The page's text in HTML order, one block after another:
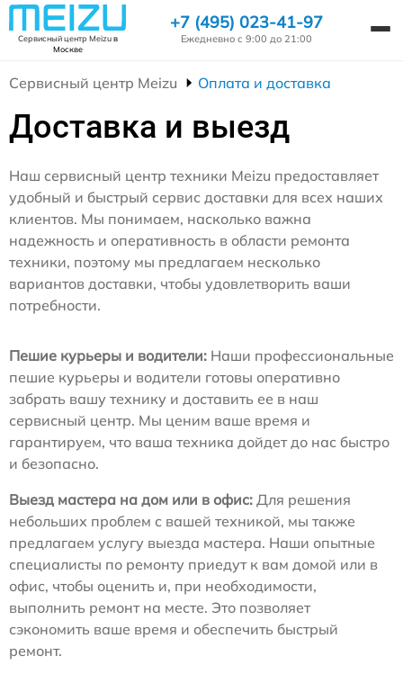
Сервисный центр Meizuв
Москве
+7 (495) 023-41-97
Ежедневно с 9:00 до 21:00
Сервисный центр Meizu Оплата и доставка
Доставка и выезд
Наш сервисный центр техники Meizu предоставляет
удобный и быстрый сервис доставки для всех наших
клиентов. Мы понимаем, насколько важна
надежность и оперативность в области ремонта
техники, поэтому мы предлагаем несколько
вариантов доставки, чтобы удовлетворить ваши
потребности.
Пешие курьеры и водители: Наши профессиональные
пешие курьеры и водители готовы оперативно
забрать вашу технику и доставить ее в наш
сервисный центр. Мы ценим ваше время и
гарантируем, что ваша техника дойдет до нас быстро
и безопасно.
Выезд мастера на дом или в офис: Для решения
небольших проблем с вашей техникой, мы также
предлагаем услугу выезда мастера. Наши опытные
специалисты по ремонту приедут к вам домой или в
офис, чтобы оценить и, при необходимости,
выполнить ремонт на месте. Это позволяет
сэкономить ваше время и обеспечить быстрый
ремонт.